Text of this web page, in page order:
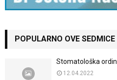
POPULARNO OVE SEDMICE
Stomatološka
12.04.2022